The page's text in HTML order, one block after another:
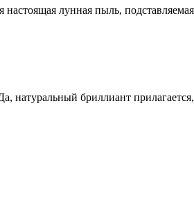
лунная пыль,
бриллиант прилагается,